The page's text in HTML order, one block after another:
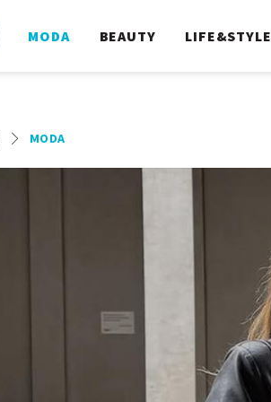
MODA BEAUTY LIFE&STYLE
MODA